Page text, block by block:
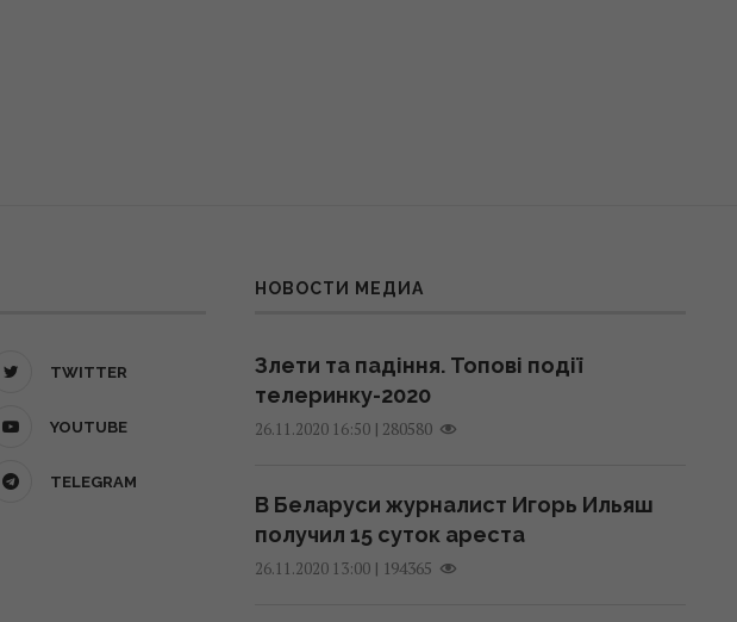
TWITTER
YOUTUBE
TELEGRAM
НОВОСТИ МЕДИА
Злети та падіння. Топові події
телеринку-2020
26.11.2020 16:50| 280580
В Беларуси журналист Игорь Ильяш
получил 15 суток ареста
26.11.2020 13:00| 194365